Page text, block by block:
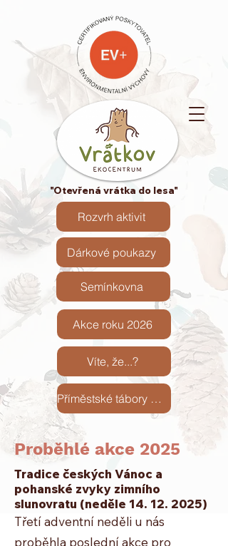
"Otevřená vrátka do lesa"
Semínkovna
Dárkové poukazy
Rozvrh aktivit
Akce roku 2026
Víte, že...?
Příměstské tábory 2026
Proběhlé akce 2025
Tradice českých Vánoc a
pohanské zvyky zimního
slunovratu (neděle 14. 12. 2025)
Třetí adventní neděli u nás
proběhla poslední akce pro